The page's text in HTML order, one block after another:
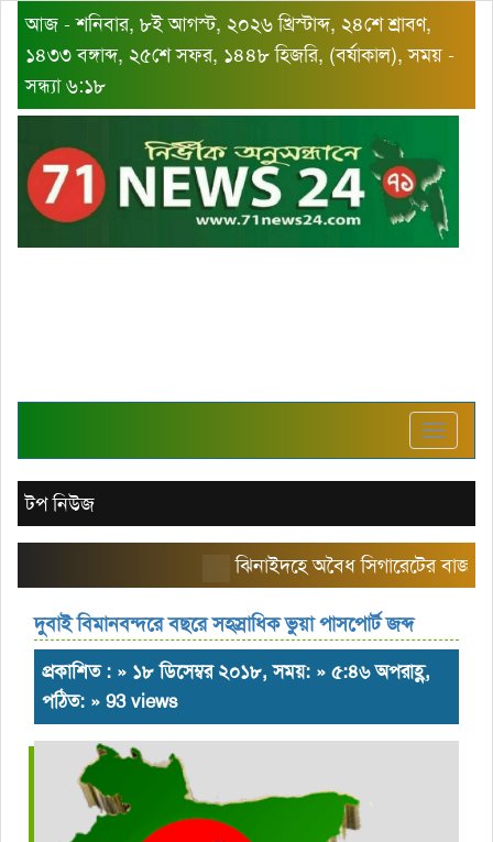
আজ - শনিবার, ৮ই আগস্ট, ২০২৬ খ্রিস্টাব্দ, ২৪শে শ্রাবণ,
১৪৩৩ বঙ্গাব্দ, ২৫শে সফর, ১৪৪৮ হিজরি, (বর্ষাকাল), সময় -
সন্ধ্যা ৬:১৮
Toggle
টপ নিউজ
ঝিনাইদহে অবৈধ সিগারেটের বাজার
দুবাই বিমানবন্দরে বছরে সহস্রাধিক ভুয়া পাসপোর্ট জব্দ
প্রকাশিত : » ১৮ ডিসেম্বর ২০১৮, সময়: » ৫:৪৬ অপরাহ্ণ,
পঠিত: » 93 views